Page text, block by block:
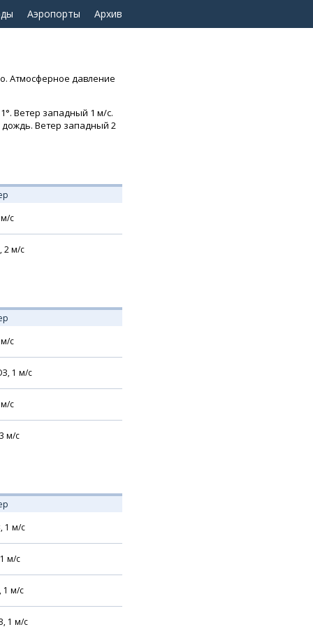
Аэропорты Архив
Атмосферное давление
Ветер западный 1 м/с.
дождь. Ветер западный 2
м/с
2м/с
м/с
1 м/с
м/с
3 м/с
1 м/с
1 м/с
1 м/с
1 м/с